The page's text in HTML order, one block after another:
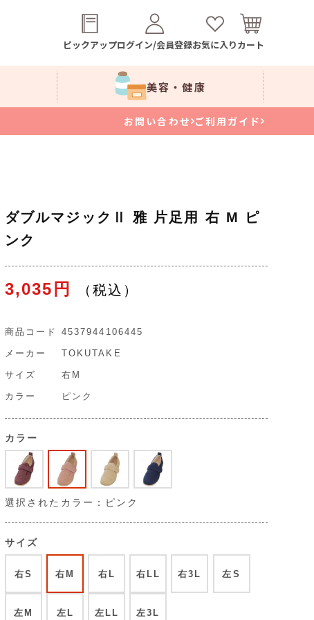
ピックアップログイン/会員登録お気に入りカート
美容・健康
お問い合わせ ご利用ガイド
ダブルマジックⅡ 雅 片足用 右 M ピ
ンク
3,035円
商品コード 4537944106445
メーカー TOKUTAKE
サイズ 右M
カラー ピンク
カラー
選択されたカラー：ピンク
サイズ
右S 右M 右L 右LL 右3L 左S
左M 左L 左LL 左3L